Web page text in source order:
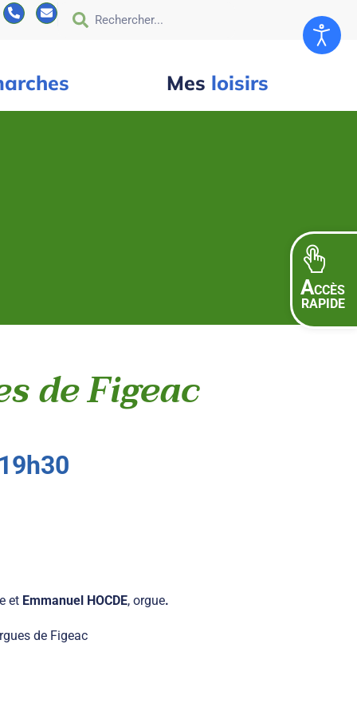
ACCÈS
RAPIDE
Mes loisirs
de Figeac
19h30
et Emmanuel HOCDE, orgue.
de Figeac